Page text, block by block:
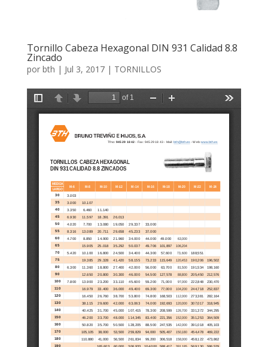
Tornillo Cabeza Hexagonal DIN 931 Calidad 8.8
Zincado
por bth | Jul 3, 2017| TORNILLOS